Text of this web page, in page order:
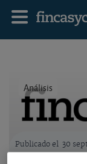
Análisis
Logo OCU inmobiliario
Publicado el 30